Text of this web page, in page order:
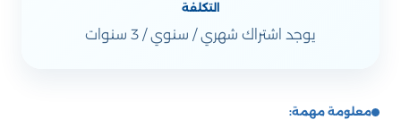
التكلفة
يوجد اشتراك شهري / سنوي / 3 سنوات
معلومة مهمة: